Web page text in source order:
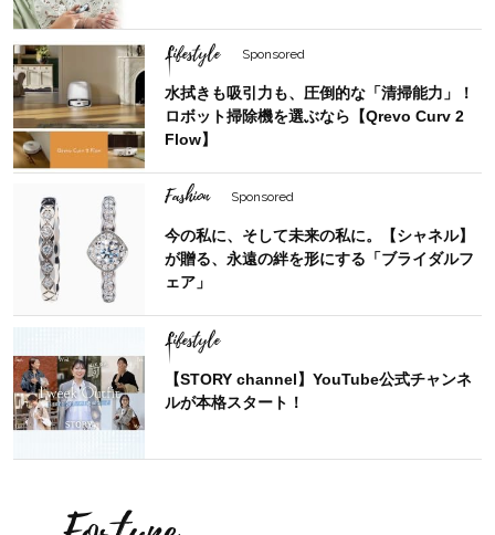
Lifestyle Sponsored
水拭きも吸引力も、圧倒的な「清掃能力」！
ロボット掃除機を選ぶなら【Qrevo Curv 2
Flow】
Fashion Sponsored
今の私に、そして未来の私に。【シャネル】
が贈る、永遠の絆を形にする「ブライダルフ
ェア」
Lifestyle
【STORY channel】YouTube公式チャンネ
ルが本格スタート！